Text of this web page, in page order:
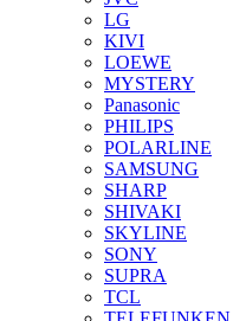
LG
KIVI
LOEWE
MYSTERY
Panasonic
PHILIPS
POLARLINE
SAMSUNG
SHARP
SHIVAKI
SKYLINE
SONY
SUPRA
TCL